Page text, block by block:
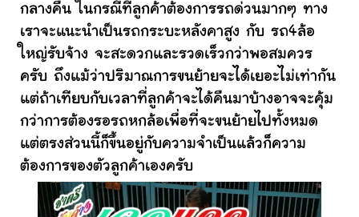
กลางคืน ในกรณีที่ลูกค้าต้องการรถด่วนมากๆ ทาง
เราจะแนะนำเป็นรถกระบะหลังคาสูง กับ รถ4ล้อ
ใหญ่รับจ้าง จะสะดวกและรวดเร็วกว่าพอสมควร
ครับ ถึงแม้ว่าปริมาณการขนย้ายจะได้เยอะไม่เท่ากัน
แต่ถ้าเทียบกับเวลาที่ลูกค้าจะได้คืนมาบ้างอาจจะคุ้ม
กว่าการต้องรอรถหกล้อเพื่อที่จะขนย้ายไปทั้งหมด
แต่ตรงส่วนนี้ก็ขึ้นอยู่กับความจำเป็นแล้วก็ความ
ต้องการของตัวลูกค้าเองครับ